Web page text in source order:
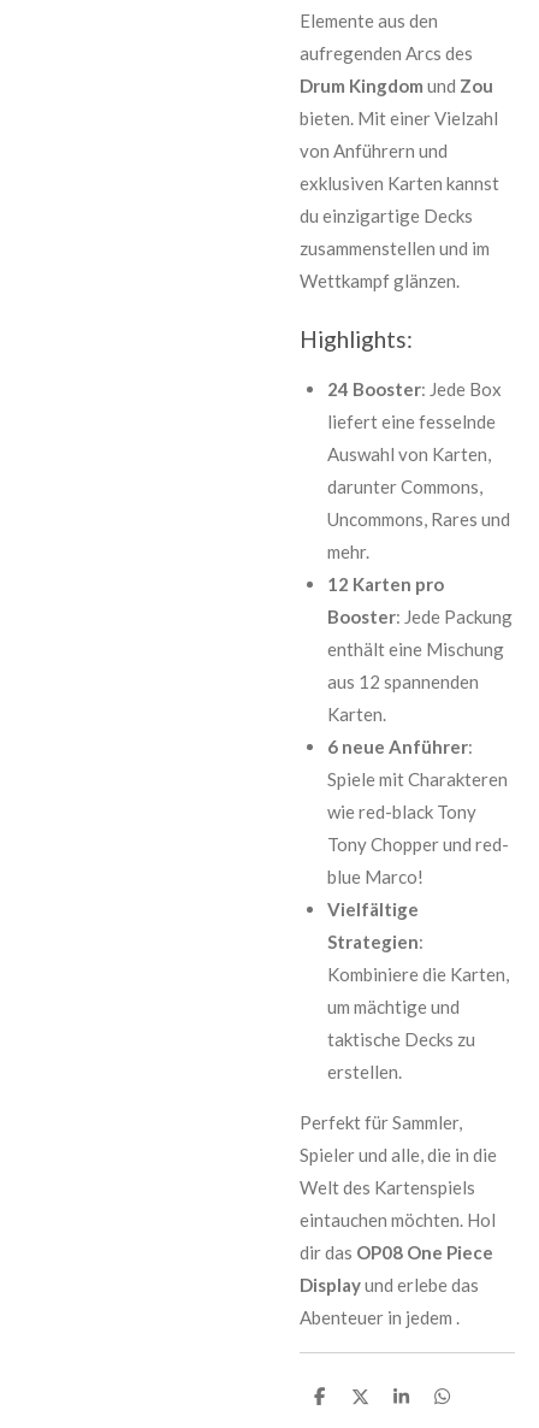
Elemente aus den
aufregenden Arcs des
Drum Kingdom und Zou
bieten. Mit einer Vielzahl
von Anführern und
exklusiven Karten kannst
du einzigartige Decks
zusammenstellen und im
Wettkampf glänzen.
Highlights:
24 Booster: Jede Box
liefert eine fesselnde
Auswahl von Karten,
darunter Commons,
Uncommons, Rares und
mehr.
12 Karten pro
Booster: Jede Packung
enthält eine Mischung
aus 12 spannenden
Karten.
6 neue Anführer:
Spiele mit Charakteren
wie red-black Tony
Tony Chopper und red-
blue Marco!
Vielfältige
Strategien:
Kombiniere die Karten,
um mächtige und
taktische Decks zu
erstellen.
Perfekt für Sammler,
Spieler und alle, die in die
Welt des Kartenspiels
eintauchen möchten. Hol
dir das OP08 One Piece
Displayund erlebe das
Abenteuer in jedem .
T
T
T
T